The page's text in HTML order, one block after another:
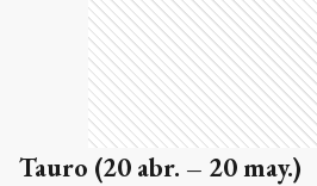
Tauro (20 abr. – 20 may.)